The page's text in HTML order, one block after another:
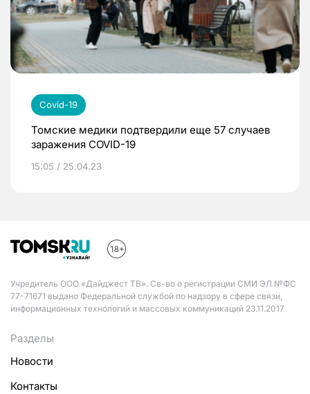
Covid-19
Томские медики подтвердили еще 57 случаев
заражения COVID-19
15:05 / 25.04.23
Учредитель ООО «Дайджест ТВ». Св-во о регистрации СМИ ЭЛ №ФС
77-71671 выдано Федеральной службой по надзору в сфере связи,
информационных технологий и массовых коммуникаций 23.11.2017
Разделы
Новости
Контакты